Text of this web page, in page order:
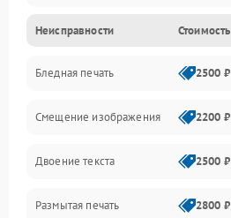
Картриджи и расходники
Сканер и копирование
Механика и узлы
Программные сбои
Подключение и интерфейсы
Неисправности Стоимость
Бледная печать 2500 ₽
Смещение изображения 2200 ₽
Двоение текста 2500 ₽
Размытая печать 2800 ₽